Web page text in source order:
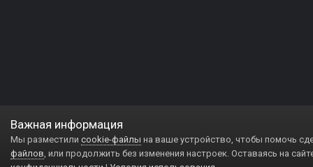
Важная информация
Мы разместили cookie-файлы на ваше устройство, чтобы помочь
файлов, или продолжить без изменения настроек. Оставаясь на